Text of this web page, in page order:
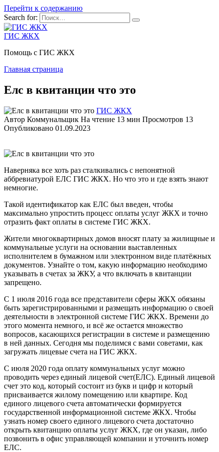
Перейти к содержанию
Search for:
ГИС ЖКХ
Помощь с ГИС ЖКХ
Главная страница
Елс в квитанции что это
ГИС ЖКХ
Автор Коммунальщик На чтение 13 мин Просмотров 13
Опубликовано 01.09.2023
Наверняка все хоть раз сталкивались с непонятной
аббревиатурой ЕЛС ГИС ЖКХ. Но что это и где взять знают
немногие.
Такой идентификатор как ЕЛС был введен, чтобы
максимально упростить процесс оплаты услуг ЖКХ и точно
отразить факт оплаты в системе ГИС ЖКХ.
Жители многоквартирных домов вносят плату за жилищные и
коммунальные услуги на основании выставленных
исполнителем в бумажном или электронном виде платёжных
документов. Узнайте о том, какую информацию необходимо
указывать в счетах за ЖКУ, а что включать в квитанции
запрещено.
С 1 июля 2016 года все представители сферы ЖКХ обязаны
быть зарегистрированными и размещать информацию о своей
деятельности в электронной системе ГИС ЖКХ. Времени до
этого момента немного, и всё же остается множество
вопросов, касающихся регистрации в системе и размещению
в ней данных. Сегодня мы поделимся с вами советами, как
загружать лицевые счета на ГИС ЖКХ.
С июля 2020 года оплату коммунальных услуг можно
проводить через единый лицевой счет(ЕЛС). Единый лицевой
счет это код, который состоит из букв и цифр и который
присваивается жилому помещению или квартире. Код
единого лицевого счета автоматически формируется
государственной информационной системе ЖКХ. Чтобы
узнать номер своего единого лицевого счета достаточно
открыть квитанцию оплаты услуг ЖКХ, где он указан, либо
позвонить в офис управляющей компании и уточнить номер
ЕЛС.